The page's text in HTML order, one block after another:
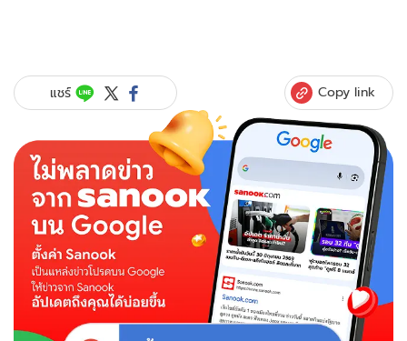
แชร์ Copy link